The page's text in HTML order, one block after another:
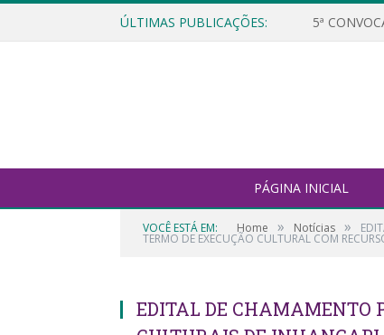
ÚLTIMAS PUBLICAÇÕES: 5ª
PÁGINA INICIAL
VOCÊ ESTÁ EM: Home » Notícias »
TERMO DE EXECUÇÃO CULTURAL COM
EDITAL DE CHAMAMENTO